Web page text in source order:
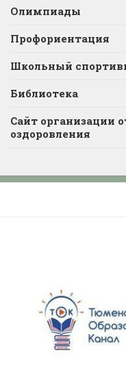
Олимпиады
Профориентация
Школьный
Библиотека
Сайт организации
оздоровления